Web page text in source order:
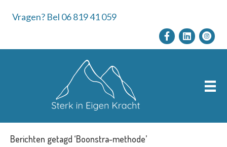
Vragen? Bel 06 819 41 059
Berichten getagd ‘Boonstra-methode’